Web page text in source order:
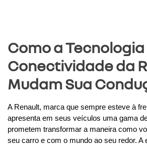
Como a Tecnologia
Conectividade da
Mudam Sua
A Renault, marca que sempre esteve à
apresenta em seus veículos uma gama
prometem transformar a maneira como
seu carro e com o mundo ao seu redor. A